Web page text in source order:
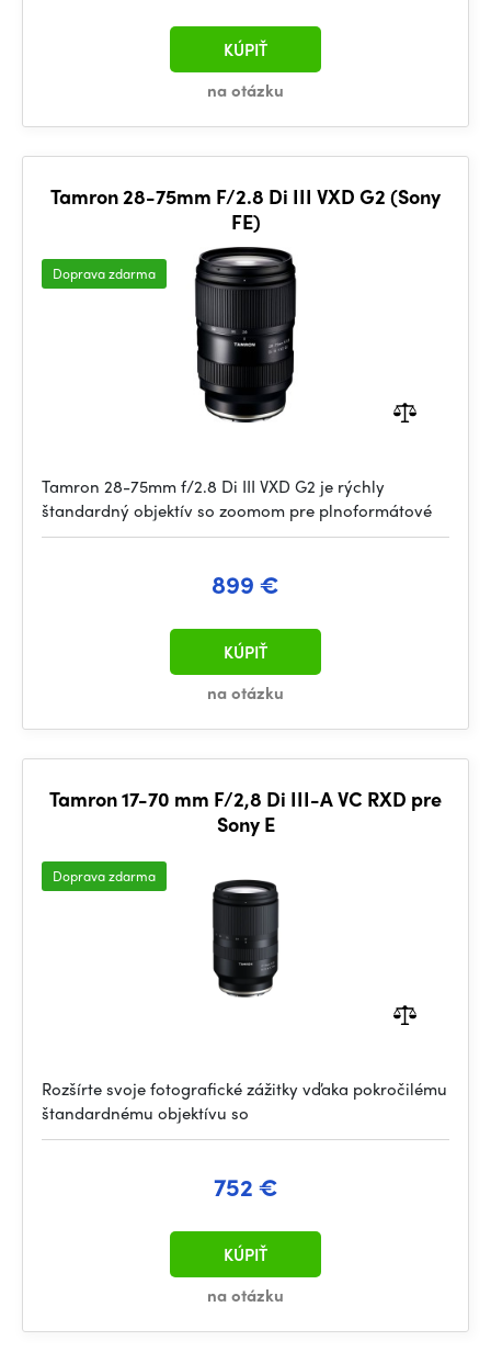
na otázku
KÚPIŤ
Tamron 28-75mm F/2.8 Di III VXD G2 (Sony
FE)
Doprava zdarma
Tamron 28-75mm f/2.8 Di III VXD G2 je rýchly
štandardný objektív so zoomom pre plnoformátové
899 €
na otázku
KÚPIŤ
Tamron 17-70 mm F/2,8 Di III-A VC RXD pre
Sony E
Doprava zdarma
Rozšírte svoje fotografické zážitky vďaka pokročilému
štandardnému objektívu so
752 €
na otázku
KÚPIŤ